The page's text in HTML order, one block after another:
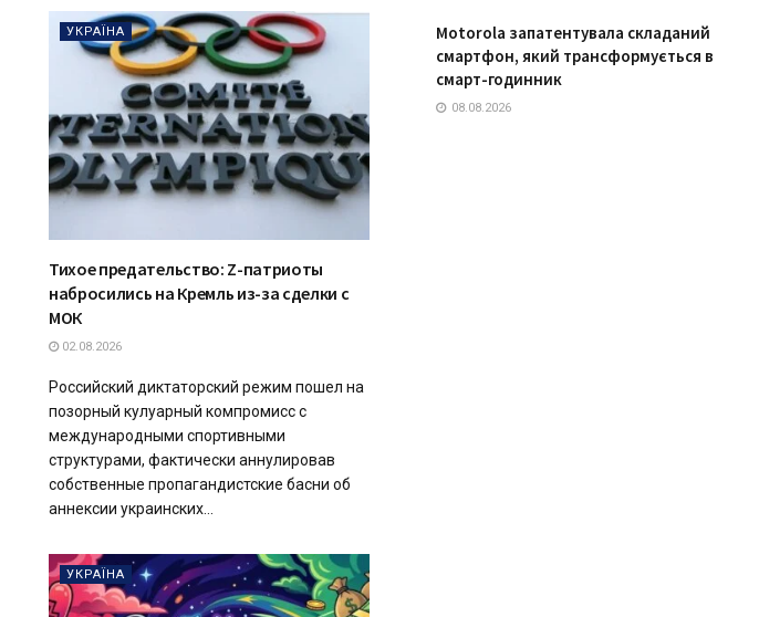
УКРАЇНА
Тихое предательство: Z-патриоты
набросились на Кремль из-за сделки с
МОК
02.08.2026
Российский диктаторский режим пошел на
позорный кулуарный компромисс с
международными спортивными
структурами, фактически аннулировав
собственные пропагандистские басни об
аннексии украинских...
УКРАЇНА
Motorola запатентувала складаний
смартфон, який трансформується в
смарт-годинник
08.08.2026